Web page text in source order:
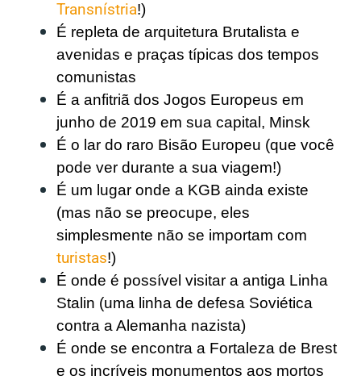
Transnístria!)
É repleta de arquitetura Brutalista e
avenidas e praças típicas dos tempos
comunistas
É a anfitriã dos Jogos Europeus em
junho de 2019 em sua capital, Minsk
É o lar do raro Bisão Europeu (que você
pode ver durante a sua viagem!)
É um lugar onde a KGB ainda existe
(mas não se preocupe, eles
simplesmente não se importam com
turistas!)
É onde é possível visitar a antiga Linha
Stalin (uma linha de defesa Soviética
contra a Alemanha nazista)
É onde se encontra a Fortaleza de Brest
e os incríveis monumentos aos mortos